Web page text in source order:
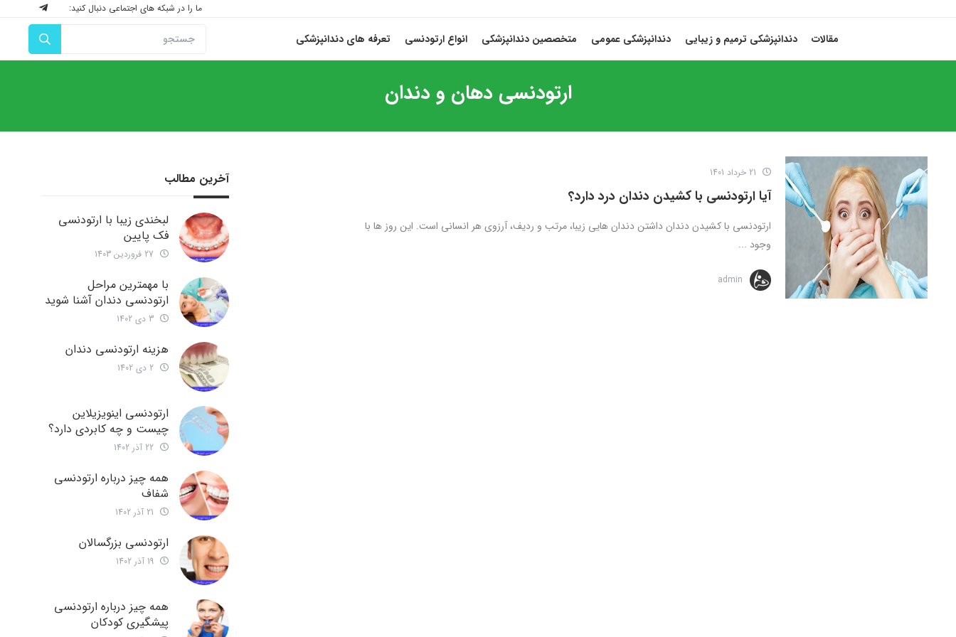
ما را در شبکه های اجتماعی دنبال کنید:
مقالات دندانپزشکی ترمیم و زیبایی دندانپزشکی عمومی متخصصین دندانپزشکی انواع ارتودنسی تعرفه های دندانپزشکی
ارتودنسی دهان و دندان
آیا ارتودنسی با کشیدن دندان درد دارد؟
ارتودنسی با کشیدن دندان داشتن دندان هایی زیبا، مرتب و ردیف، آرزوی هر انسانی است. این روز ها با
وجود ...
admin
آخرین مطالب
لبخندی زیبا با ارتودنسی
فک پایین
با مهمترین مراحل
ارتودنسی دندان آشنا شوید
هزینه ارتودنسی دندان
ارتودنسی اینویزیلاین
چیست و چه کابردی دارد؟
همه چیز درباره ارتودنسی
شفاف
ارتودنسی بزرگسالان
همه چیز درباره ارتودنسی
پیشگیری کودکان